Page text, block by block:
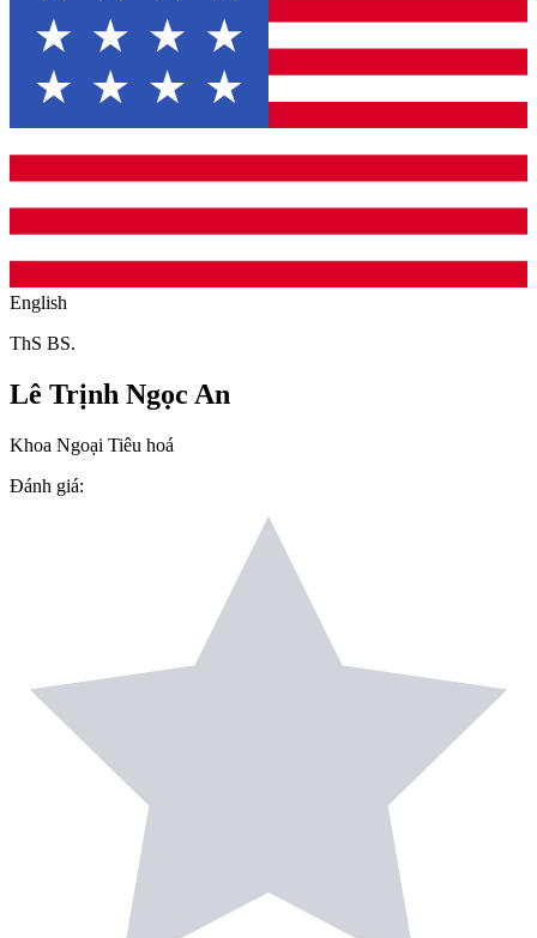
English
ThS BS.
Lê Trịnh Ngọc An
Khoa Ngoại Tiêu hoá
Đánh giá: